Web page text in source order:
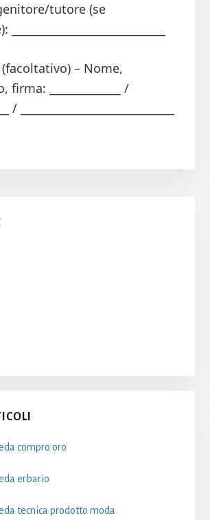
tutore (se
– Nome,
_____________ /
/ ____________________________
compro oro​
erbario​
tecnica prodotto moda​